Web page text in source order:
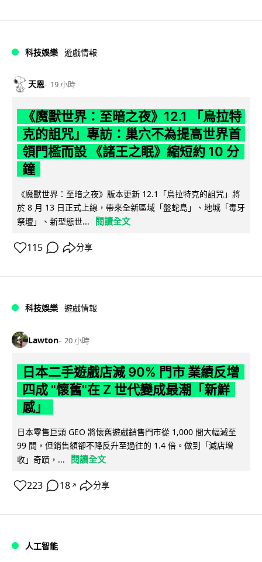
科技娛樂 遊戲情報
天恩 19 小時
《魔獸世界：至暗之夜》12.1 「烏拉特
克的詛咒」專訪：巢穴不為提高世界首
領門檻而設 《諸王之眠》縮短約 10 分
鐘
《魔獸世界：至暗之夜》版本更新 12.1「烏拉特克的詛咒」將
於 8 月 13 日正式上線，帶來全新區域「盤蛇島」、地城「毒牙
祭壇」、新型態世...
閱讀全文
115 分享
科技娛樂 遊戲情報
Lawton 20 小時
日本二手遊戲店減 90% 門市 業績反增
四成 "懷舊"在 Z 世代變成最潮「新鮮
感」
日本零售巨頭 GEO 將懷舊遊戲銷售門市從 1,000 間大幅減至
99 間，但銷售額卻不降反升至過往的 1.4 倍。做到「減店增
收」奇蹟，...
閱讀全文
223 18 ↗ 分享
人工智能